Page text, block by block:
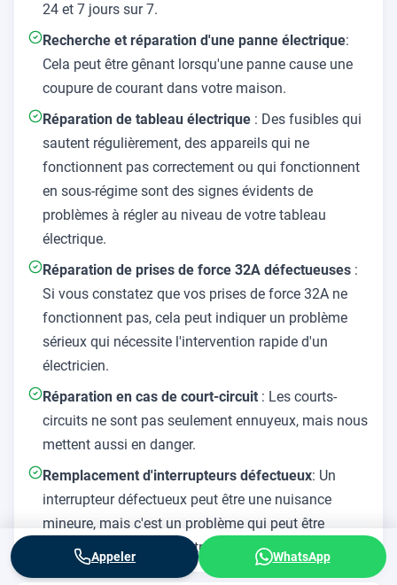
24 et 7 jours sur 7.
Recherche et réparation d'une panne électrique:
Cela peut être gênant lorsqu'une panne cause une
coupure de courant dans votre maison.
Réparation de tableau électrique : Des fusibles qui
sautent régulièrement, des appareils qui ne
fonctionnent pas correctement ou qui fonctionnent
en sous-régime sont des signes évidents de
problèmes à régler au niveau de votre tableau
électrique.
Réparation de prises de force 32A défectueuses :
Si vous constatez que vos prises de force 32A ne
fonctionnent pas, cela peut indiquer un problème
sérieux qui nécessite l'intervention rapide d'un
électricien.
Réparation en cas de court-circuit : Les courts-
circuits ne sont pas seulement ennuyeux, mais nous
mettent aussi en danger.
Remplacement d'interrupteurs défectueux: Un
interrupteur défectueux peut être une nuisance
mineure, mais c'est un problème qui peut être
facilement résolu par notre équipe professionnelle.
Appeler WhatsApp